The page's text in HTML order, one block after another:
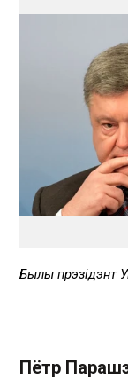
Былы прэзідэнт
Пётр